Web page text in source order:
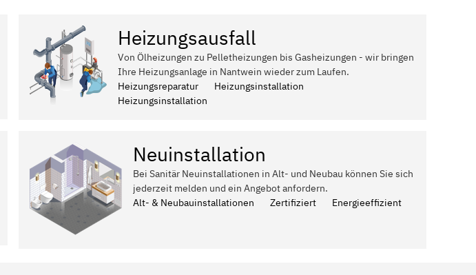
Heizungsausfall
Von Ölheizungen zu Pelletheizungen bis Gasheizungen - wir bringen
Ihre Heizungsanlage in Nantwein wieder zum Laufen.
Heizungsreparatur
Heizungsinstallation
Heizungsinstallation
Neuinstallation
Bei Sanitär Neuinstallationen in Alt- und Neubau können Sie sich
jederzeit melden und ein Angebot anfordern.
Alt- & Neubauinstallationen
Zertifiziert Energieeffizient